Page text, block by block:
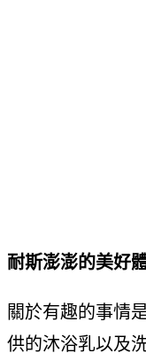
耐斯澎澎的美好
關於有趣的事情
供的沐浴乳以及